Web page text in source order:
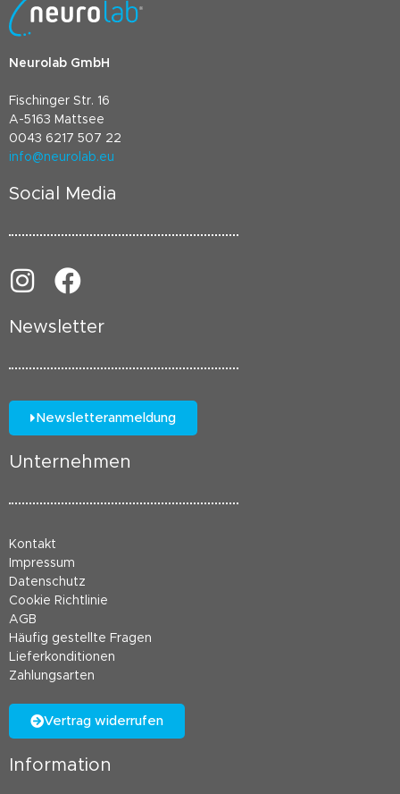
Neurolab GmbH
Fischinger Str. 16
A-5163 Mattsee
0043 6217 507 22
info@neurolab.eu
Social Media
Newsletter
Newsletteranmeldung
Unternehmen
Kontakt
Impressum
Datenschutz
Cookie Richtlinie
AGB
Häufig gestellte Fragen
Lieferkonditionen
Zahlungsarten
Vertrag widerrufen
Information